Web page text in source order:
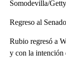
Somodevilla/
Regreso al Senado
Rubio regresó a
y con la intención